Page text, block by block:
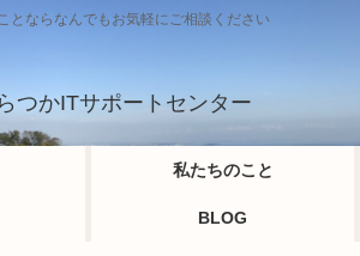
とならなんでもお気軽にご相談ください
つかITサポートセンター
私たちのこと
BLOG